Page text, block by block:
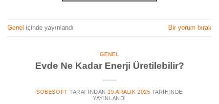
Genel içinde yayınlandı Bir yorum bırak
GENEL
Evde Ne Kadar Enerji Üretilebilir?
SOBESOFT TARAFINDAN 19 ARALIK 2025 TARIHINDE
YAYINLANDI